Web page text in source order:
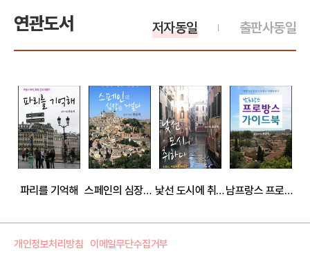
연관도서 출판사동일
저자동일
파리를 기억해 스페인의 심장을 거닐다 낯선 도시에 취하다 남프랑스 프로방스 가이드북
개인정보처리방침 이메일무단수집거부